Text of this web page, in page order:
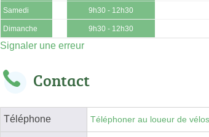
Samedi 9h30 - 12h30
Dimanche 9h30 - 12h30
Signaler une erreur
Contact
Téléphone Téléphoner au loueur de vélos